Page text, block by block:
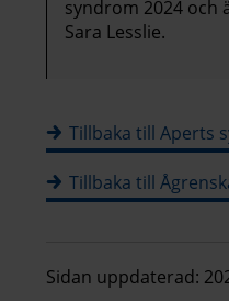
syndrom 2024 och
Sara Lesslie.
Tillbaka till Aperts
Tillbaka till
Sidan uppdaterad: